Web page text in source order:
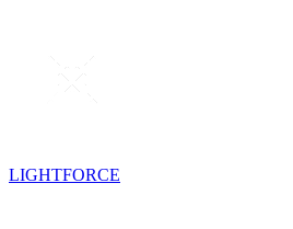
LIGHTFORCE